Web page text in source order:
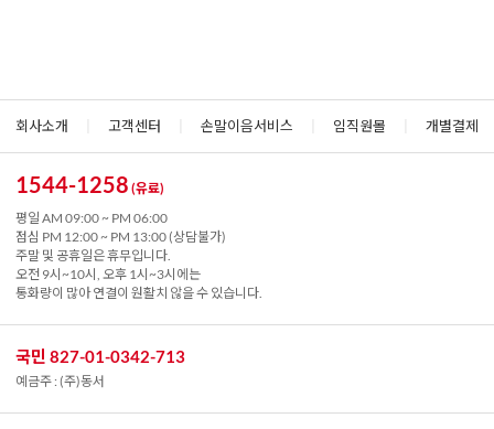
회사소개 고객센터 손말이음서비스 임직원몰 개별결제
1544-1258 (유료)
평일 AM 09:00 ~ PM 06:00
점심 PM 12:00 ~ PM 13:00 (상담불가)
주말 및 공휴일은 휴무입니다.
오전 9시~10시, 오후 1시~3시에는
통화량이 많아 연결이 원활치 않을 수 있습니다.
국민 827-01-0342-713
예금주 : (주)동서